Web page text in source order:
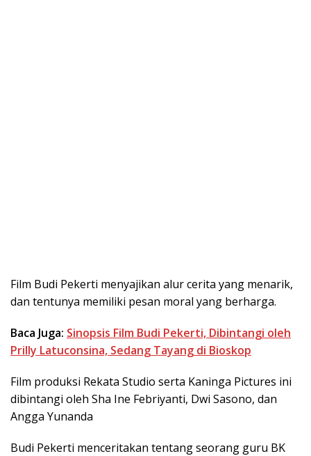
Film Budi Pekerti menyajikan alur cerita yang menarik,
dan tentunya memiliki pesan moral yang berharga.
Baca Juga: Sinopsis Film Budi Pekerti, Dibintangi oleh
Prilly Latuconsina, Sedang Tayang di Bioskop
Film produksi Rekata Studio serta Kaninga Pictures ini
dibintangi oleh Sha Ine Febriyanti, Dwi Sasono, dan
Angga Yunanda
Budi Pekerti menceritakan tentang seorang guru BK